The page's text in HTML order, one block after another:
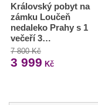
Královský pobyt na
zámku Loučeň
nedaleko Prahy s 1
večeří 3…
7 800 Kč
3 999 Kč